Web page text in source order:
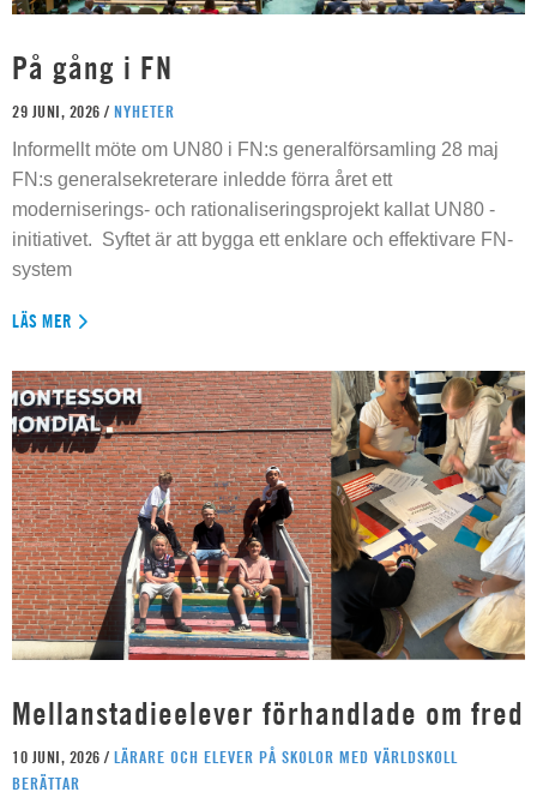
På gång i FN
29 JUNI, 2026 / NYHETER
Informellt möte om UN80 i FN:s generalförsamling 28 maj
FN:s generalsekreterare inledde förra året ett
moderniserings- och rationaliseringsprojekt kallat UN80 -
initiativet. Syftet är att bygga ett enklare och effektivare FN-
system
LÄS MER
Mellanstadieelever förhandlade om fred
10 JUNI, 2026 / LÄRARE OCH ELEVER PÅ SKOLOR MED VÄRLDSKOLL
BERÄTTAR